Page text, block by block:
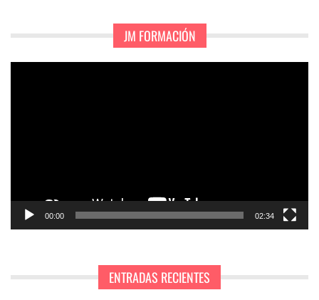
JM FORMACIÓN
00:00 02:34
ENTRADAS RECIENTES